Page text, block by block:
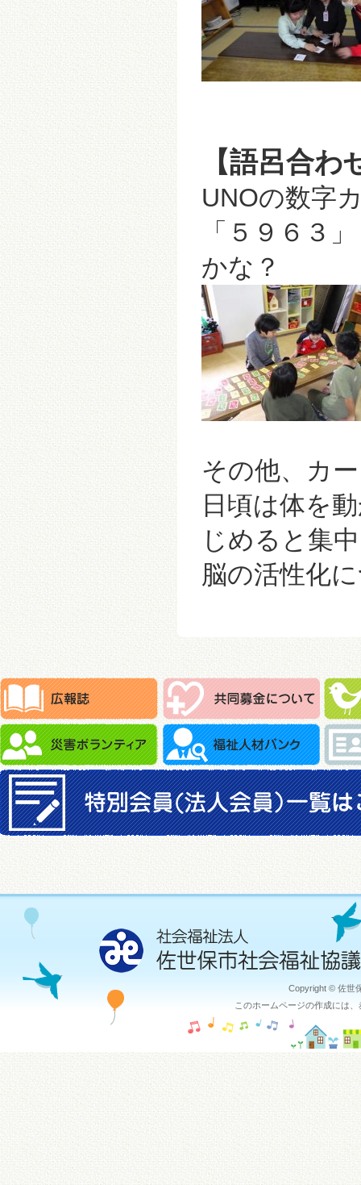
【語呂合わ
UNOの数字
「５９６３
かな？
その他、カ
日頃は体を
じめると集
脳の活性化
Copyright © 佐世
このホームページの作成には